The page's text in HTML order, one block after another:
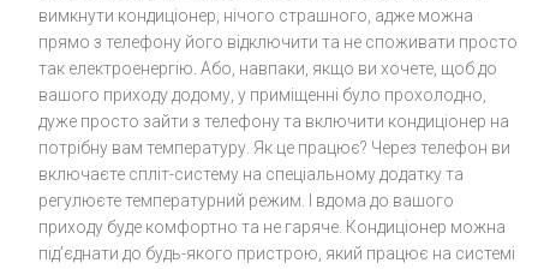
вимкнути кондиціонер, нічого страшного, адже можна
прямо з телефону його відключити та не споживати просто
так електроенергію. Або, навпаки, якщо ви хочете, щоб до
вашого приходу додому, у приміщенні було прохолодно,
дуже просто зайти з телефону та включити кондиціонер на
потрібну вам температуру. Як це працює? Через телефон ви
включаєте спліт-систему на спеціальному додатку та
регулюєте температурний режим. І вдома до вашого
приходу буде комфортно та не гаряче. Кондиціонер можна
під’єднати до будь-якого пристрою, який працює на системі